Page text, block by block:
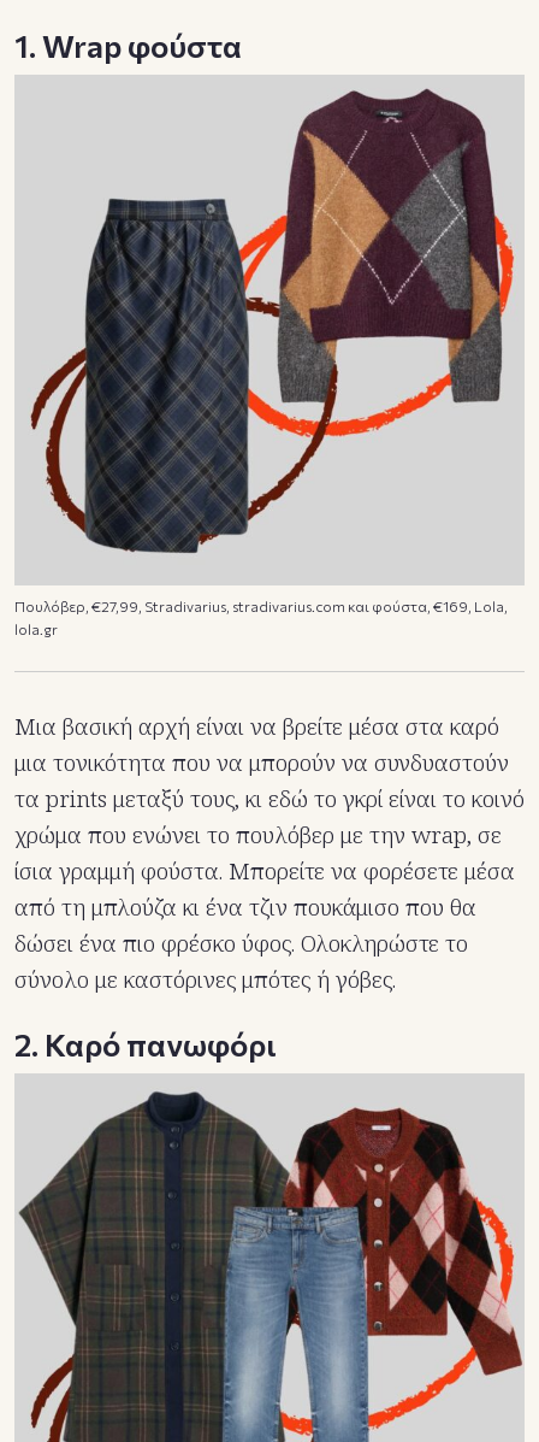
1. Wrap φούστα
Πουλόβερ, €27,99, Stradivarius, stradivarius.com και φούστα, €169, Lola,
lola.gr
Μια βασική αρχή είναι να βρείτε μέσα στα καρό
μια τονικότητα που να μπορούν να συνδυαστούν
τα prints μεταξύ τους, κι εδώ το γκρί είναι το κοινό
χρώμα που ενώνει το πουλόβερ με την wrap, σε
ίσια γραμμή φούστα. Μπορείτε να φορέσετε μέσα
από τη μπλούζα κι ένα τζιν πουκάμισο που θα
δώσει ένα πιο φρέσκο ύφος. Ολοκληρώστε το
σύνολο με καστόρινες μπότες ή γόβες.
2. Καρό πανωφόρι